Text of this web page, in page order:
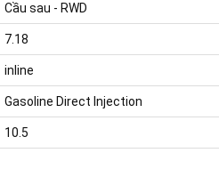
Cầu sau - RWD
7.18
inline
Gasoline Direct Injection
10.5